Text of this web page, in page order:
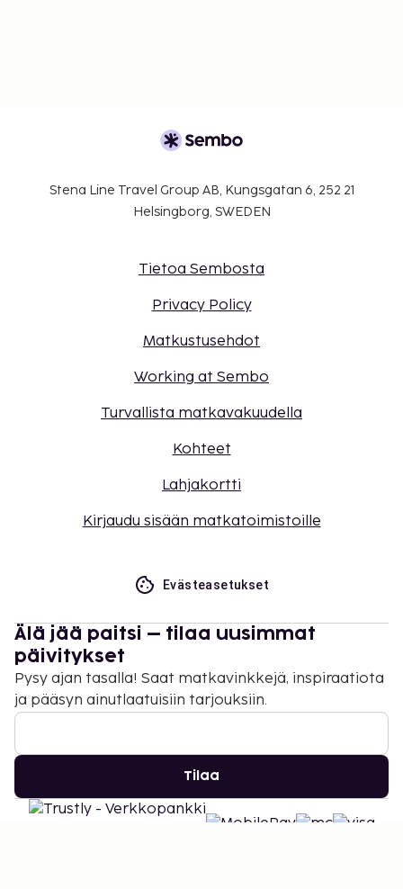
Stena Line Travel Group AB, Kungsgatan 6, 252 21
Helsingborg, SWEDEN
Tietoa Sembosta
Privacy Policy
Matkustusehdot
Working at Sembo
Turvallista matkavakuudella
Kohteet
Lahjakortti
Kirjaudu sisään matkatoimistoille
Evästeasetukset
Älä jää paitsi – tilaa uusimmat
päivitykset
Pysy ajan tasalla! Saat matkavinkkejä, inspiraatiota
ja pääsyn ainutlaatuisiin tarjouksiin.
Tilaa